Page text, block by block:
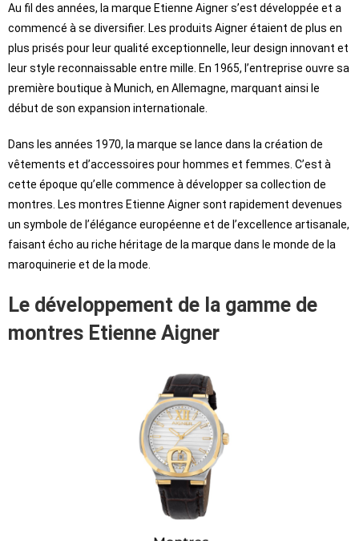
Au fil des années, la marque Etienne Aigner s’est développée et a
commencé à se diversifier. Les produits Aigner étaient de plus en
plus prisés pour leur qualité exceptionnelle, leur design innovant et
leur style reconnaissable entre mille. En 1965, l’entreprise ouvre sa
première boutique à Munich, en Allemagne, marquant ainsi le
début de son expansion internationale.
Dans les années 1970, la marque se lance dans la création de
vêtements et d’accessoires pour hommes et femmes. C’est à
cette époque qu’elle commence à développer sa collection de
montres. Les montres Etienne Aigner sont rapidement devenues
un symbole de l’élégance européenne et de l’excellence artisanale,
faisant écho au riche héritage de la marque dans le monde de la
maroquinerie et de la mode.
Le développement de la gamme de
montres Etienne Aigner